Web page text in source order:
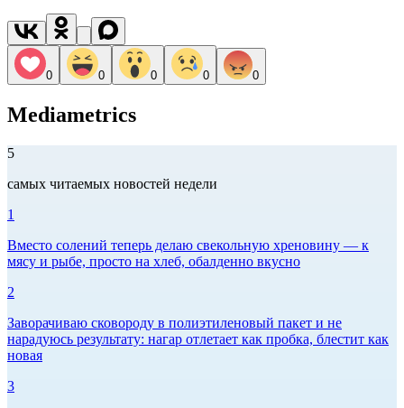
0 0 0 0 0
Mediametrics
5
самых читаемых новостей недели
1
Вместо солений теперь делаю свекольную хреновину — к
мясу и рыбе, просто на хлеб, обалденно вкусно
2
Заворачиваю сковороду в полиэтиленовый пакет и не
нарадуюсь результату: нагар отлетает как пробка, блестит как
новая
3